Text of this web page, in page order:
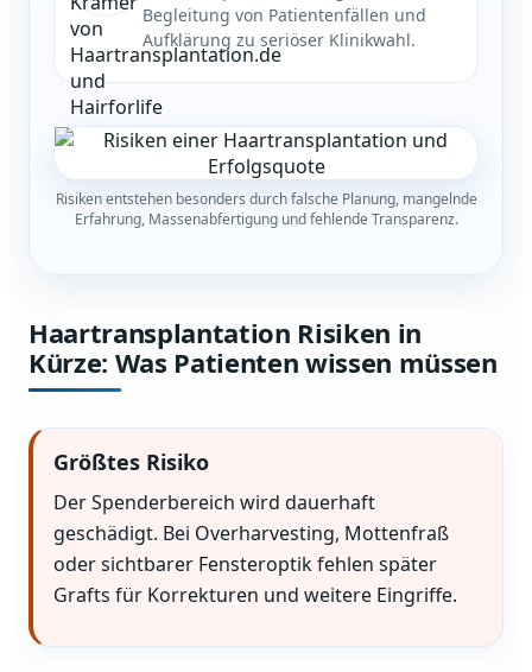
Begleitung von Patientenfällen und
Aufklärung zu seriöser Klinikwahl.
Risiken entstehen besonders durch falsche Planung, mangelnde
Erfahrung, Massenabfertigung und fehlende Transparenz.
Haartransplantation Risiken in
Kürze: Was Patienten wissen müssen
Größtes Risiko
Der Spenderbereich wird dauerhaft
geschädigt. Bei Overharvesting, Mottenfraß
oder sichtbarer Fensteroptik fehlen später
Grafts für Korrekturen und weitere Eingriffe.